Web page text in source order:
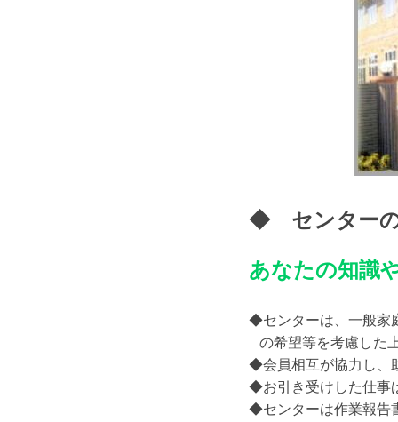
◆ センター
あなたの知識
◆センターは、一般家
の希望等を考慮した
◆会員相互が協力し、
◆お引き受けした仕事
◆センターは作業報告